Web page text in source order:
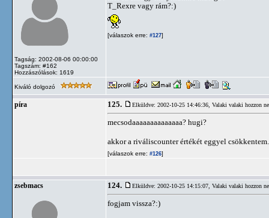
Tagság: 2002-08-06 00:00:00
Tagszám: #162
Hozzászólások: 1619
T_Rexre vagy rám?:)
[válaszok erre: #127]
Kiváló dolgozó
píra 125. Elküldve: 2002-10-25 14:46:36, Valaki valaki hozzon
mecsodaaaaaaaaaaaaaa? hugi?
akkor a riváliscounter értékét eggyel
[válaszok erre: #126]
zsebmacs 124. Elküldve: 2002-10-25 14:15:07, Valaki valaki hozzon
fogjam vissza?:)